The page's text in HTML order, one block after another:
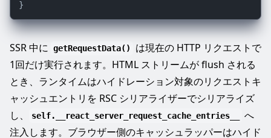
SSR 中に getRequestData()
は現在の HTTP リクエストで
1回だけ実行されます。HTML ストリームが flush される
とき、ランタイムはハイドレーション対象のリクエストキ
ャッシュエントリを RSC シリアライザーでシリアライズ
し、
self.__react_server_request_cache_entries__
へ
注入します。ブラウザー側のキャッシュラッパーはハイド